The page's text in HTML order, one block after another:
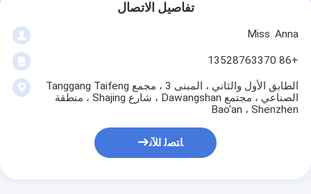
تفاصيل الاتصال
Miss. Anna
+86 13528763370
الطابق الأول والثاني ، المبنى 3 ، مجمع Tanggang Taifeng
الصناعي ، مجتمع Dawangshan ، شارع Shajing ، منطقة
Bao'an ، Shenzhen
ﺎﺘﺼﻟ ﺍﻶﻧ